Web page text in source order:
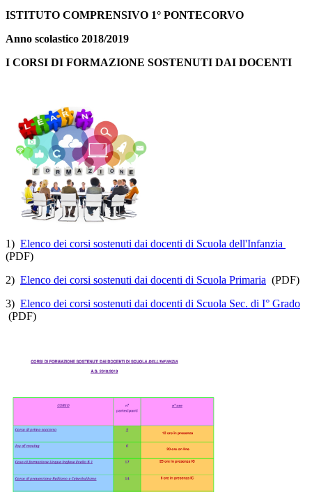
ISTITUTO COMPRENSIVO 1° PONTECORVO
Anno scolastico 2018/2019
I CORSI DI FORMAZIONE SOSTENUTI DAI DOCENTI
1) Elenco dei corsi sostenuti dai docenti di Scuola dell'Infanzia
(PDF)
2) Elenco dei corsi sostenuti dai docenti di Scuola Primaria (PDF)
3) Elenco dei corsi sostenuti dai docenti di Scuola Sec. di I° Grado
(PDF)